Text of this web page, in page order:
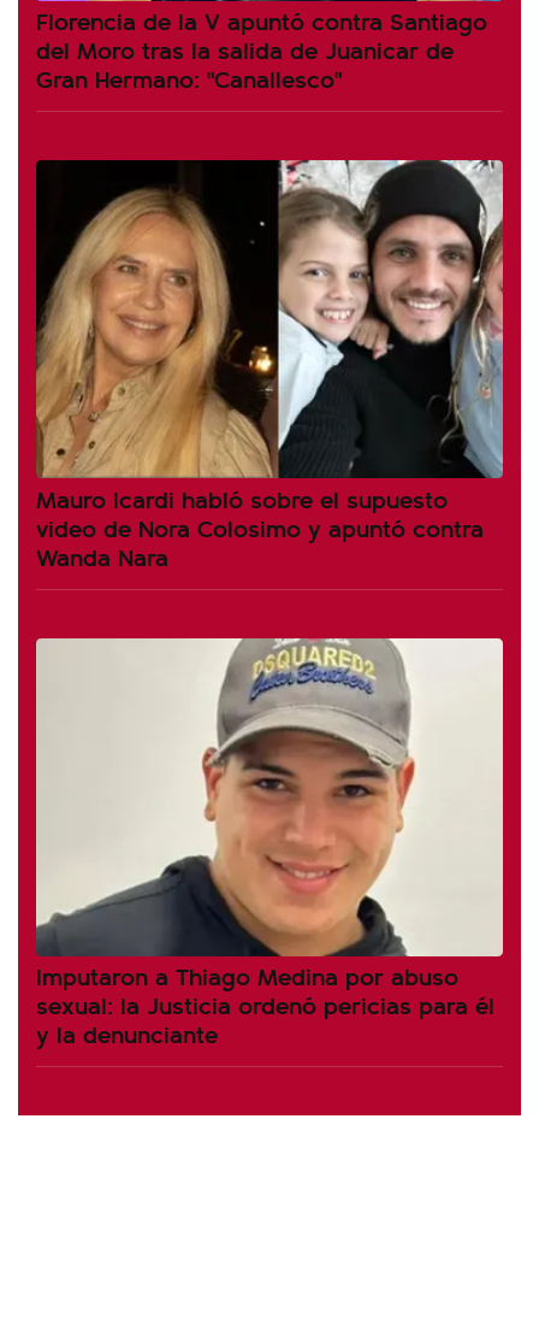
Florencia de la V apuntó contra Santiago
del Moro tras la salida de Juanicar de
Gran Hermano: "Canallesco"
Mauro Icardi habló sobre el supuesto
video de Nora Colosimo y apuntó contra
Wanda Nara
Imputaron a Thiago Medina por abuso
sexual: la Justicia ordenó pericias para él
y la denunciante